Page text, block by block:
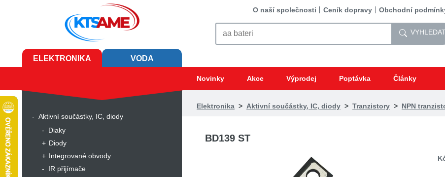
ELEKTRONIKA VODA
O naší společnosti Ceník dopravy Obchodní
VYHLEDAT
Novinky Akce Výprodej Poptávka Články
Aktivní součástky, IC, diody
Diaky
Diody
Integrované obvody
IR přijímače
Elektronika> Aktivní součástky, IC, diody> Tranzistory> NPN
BD139 ST